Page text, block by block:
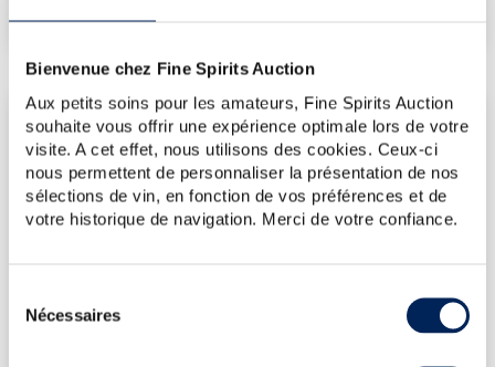
Bienvenue chez Fine Spirits Auction
Aux petits soins pour les amateurs, Fine Spirits Auction
souhaite vous offrir une expérience optimale lors de votre
visite. A cet effet, nous utilisons des cookies. Ceux-ci
nous permettent de personnaliser la présentation de nos
sélections de vin, en fonction de vos préférences et de
votre historique de navigation. Merci de votre confiance.
Nécessaires
LES DERNIÈRES ADJUDICATIONS
14/11/2025
715€
03/10/2025
715€
18/07/2025
476€